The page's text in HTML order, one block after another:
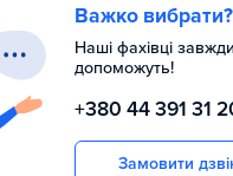
Важко вибрати?
Наші фахівці завжди
допоможуть!
+380 44 391 31
Замовити